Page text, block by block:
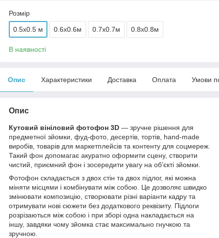
Розмір
0.5x0.5 м 0.6х0.6м 0.7х0.7м 0.8х0.8м
В наявності
Опис Характеристики Доставка Оплата Умови
Опис
Кутовий вініловий фотофон 3D — зручне рішення для
предметної зйомки, фуд-фото, десертів, тортів, hand-made
виробів, товарів для маркетплейсів та контенту для соцмереж.
Такий фон допомагає акуратно оформити сцену, створити
чистий, приємний фон і зосередити увагу на об’єкті зйомки.
Фотофон складається з двох стін та двох підлог, які можна
міняти місцями і комбінувати між собою. Це дозволяє швидко
змінювати композицію, створювати різні варіанти кадру та
отримувати нові сюжети без додаткового реквізиту. Підлоги
розрізаються між собою і при зборі одна накладається на
іншу, завдяки чому зйомка стає максимально гнучкою та
зручною.